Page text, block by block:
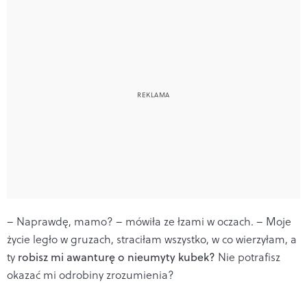
– Naprawdę, mamo? – mówiła ze łzami w oczach. – Moje
życie legło w gruzach, straciłam wszystko, w co wierzyłam, a
ty robisz mi awanturę o nieumyty kubek? Nie potrafisz
okazać mi odrobiny zrozumienia?